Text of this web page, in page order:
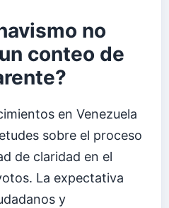
no
conteo de
en Venezuela
sobre el proceso
de claridad en el
La expectativa
y